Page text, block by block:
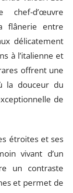
chef-d’œuvre
flânerie entre
délicatement
à l’italienne et
offrent une
la douceur du
de
étroites et ses
vivant d’un
un contraste
et permet de